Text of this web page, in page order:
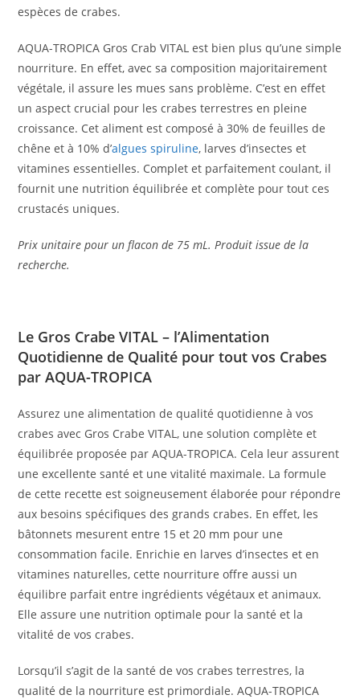
espèces de crabes.
AQUA-TROPICA Gros Crab VITAL est bien plus qu’une simple
nourriture. En effet, avec sa composition majoritairement
végétale, il assure les mues sans problème. C’est en effet
un aspect crucial pour les crabes terrestres en pleine
croissance. Cet aliment est composé à 30% de feuilles de
chêne et à 10% d’algues spiruline, larves d’insectes et
vitamines essentielles. Complet et parfaitement coulant, il
fournit une nutrition équilibrée et complète pour tout ces
crustacés uniques.
Prix unitaire pour un flacon de 75 mL. Produit issue de la
recherche.
Le Gros Crabe VITAL – l’Alimentation
Quotidienne de Qualité pour tout vos Crabes
par AQUA-TROPICA
Assurez une alimentation de qualité quotidienne à vos
crabes avec Gros Crabe VITAL, une solution complète et
équilibrée proposée par AQUA-TROPICA. Cela leur assurent
une excellente santé et une vitalité maximale. La formule
de cette recette est soigneusement élaborée pour répondre
aux besoins spécifiques des grands crabes. En effet, les
bâtonnets mesurent entre 15 et 20 mm pour une
consommation facile. Enrichie en larves d’insectes et en
vitamines naturelles, cette nourriture offre aussi un
équilibre parfait entre ingrédients végétaux et animaux.
Elle assure une nutrition optimale pour la santé et la
vitalité de vos crabes.
Lorsqu’il s’agit de la santé de vos crabes terrestres, la
qualité de la nourriture est primordiale. AQUA-TROPICA